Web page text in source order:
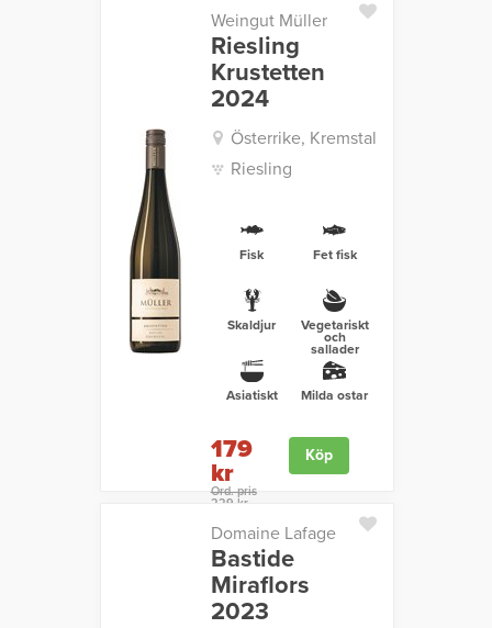
Weingut Müller
Riesling
Krustetten
2024
Österrike, Kremstal
Riesling
Fisk Fet fisk
Skaldjur Vegetariskt
och
sallader
Asiatiskt Milda ostar
179
kr
Ord. pris
229 kr
Köp
Domaine Lafage
Bastide
Miraflors
2023